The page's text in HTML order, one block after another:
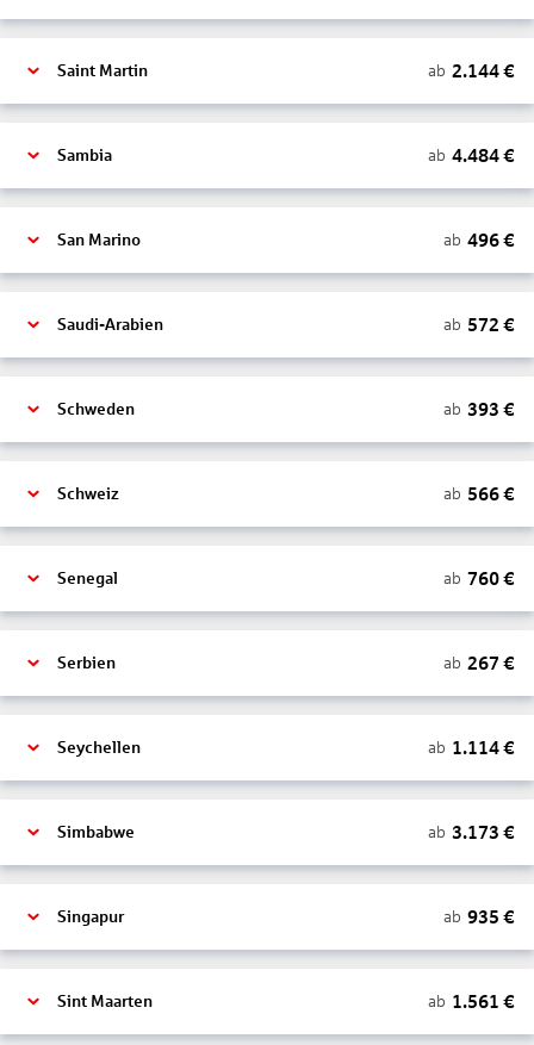
Saint Martin ab 2.144€
Sambia ab 4.484€
San Marino ab 496€
Saudi-Arabien ab 572 €
Schweden ab 393 €
Schweiz ab 566€
Senegal ab 760€
Serbien ab 267 €
Seychellen ab 1.114€
Simbabwe ab 3.173 €
Singapur ab 935 €
Sint Maarten ab 1.561 €